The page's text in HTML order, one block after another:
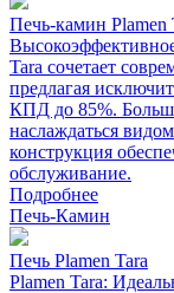
Печь-камин Plamen
Tara сочетает
предлагая
КПД до 85%.
наслаждаться
конструкция
обслуживание.
Подробнее
Печь-Камин
Печь Plamen Tara
Plamen Tara: